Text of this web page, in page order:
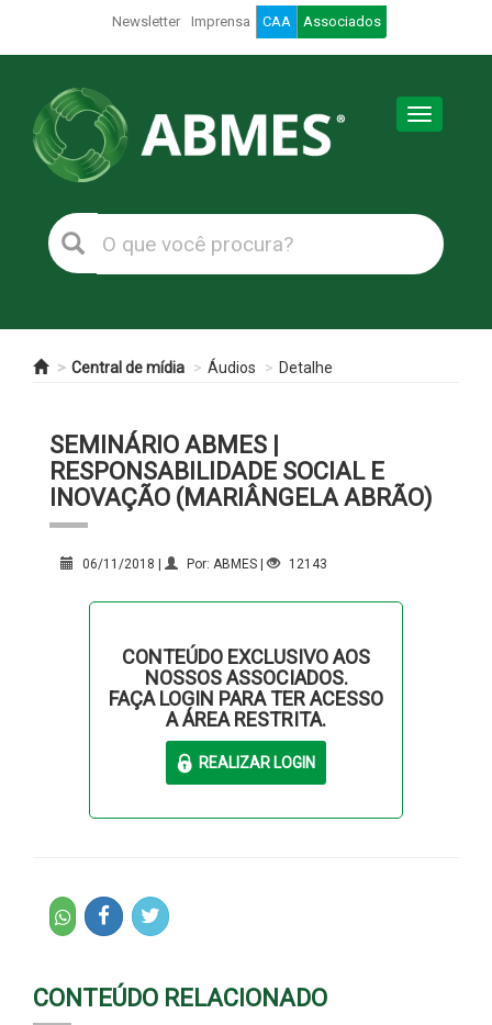
Newsletter Imprensa CAA Associados
Toggle
Central de mídia Áudios Detalhe
SEMINÁRIO ABMES |
RESPONSABILIDADE SOCIAL E
INOVAÇÃO (MARIÂNGELA ABRÃO)
06/11/2018 | Por: ABMES | 12143
CONTEÚDO EXCLUSIVO AOS
NOSSOS ASSOCIADOS.
FAÇA LOGIN PARA TER ACESSO
A ÁREA RESTRITA.
CONTEÚDO RELACIONADO